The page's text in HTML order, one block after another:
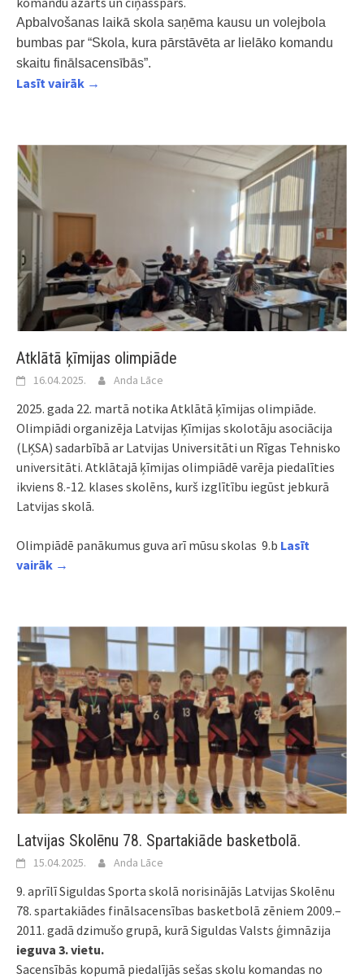
Apbalvošanas laikā skola saņēma kausu un volejbola
bumbas par “Skola, kura pārstāvēta ar lielāko komandu
skaitu finālsacensībās”.
Lasīt vairāk →
Atklātā ķīmijas olimpiāde
16.04.2025. Anda Lāce
2025. gada 22. martā notika Atklātā ķīmijas olimpiāde.
Olimpiādi organizēja Latvijas Ķīmijas skolotāju asociācija
(LĶSA) sadarbībā ar Latvijas Universitāti un Rīgas Tehnisko
universitāti. Atklātajā ķīmijas olimpiādē varēja piedalīties
ikviens 8.-12. klases skolēns, kurš izglītību iegūst jebkurā
Latvijas skolā.
Olimpiādē panākumus guva arī mūsu skolas 9.b Lasīt
vairāk →
Latvijas Skolēnu 78. Spartakiāde basketbolā.
15.04.2025. Anda Lāce
9. aprīlī Siguldas Sporta skolā norisinājās Latvijas Skolēnu
78. spartakiādes finālsacensības basketbolā zēniem 2009.–
2011. gadā dzimušo grupā, kurā Siguldas Valsts ģimnāzija
ieguva 3. vietu.
Sacensībās kopumā piedalījās sešas skolu komandas no